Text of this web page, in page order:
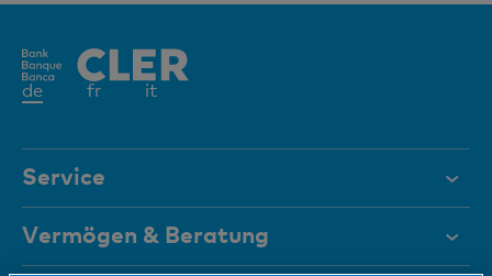
deAktives
fr it
Service
Hilfe & Kontakt
Dokumente
Vermögen & Beratung